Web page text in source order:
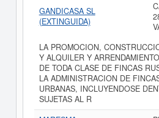
GANDICASA SL
(EXTINGUIDA)
LA PROMOCION,
Y ALQUILER Y
DE TODA CLASE DE FINCAS
LA ADMINISTRACION DE
URBANAS, INCLUYENDOSE
SUJETAS AL R